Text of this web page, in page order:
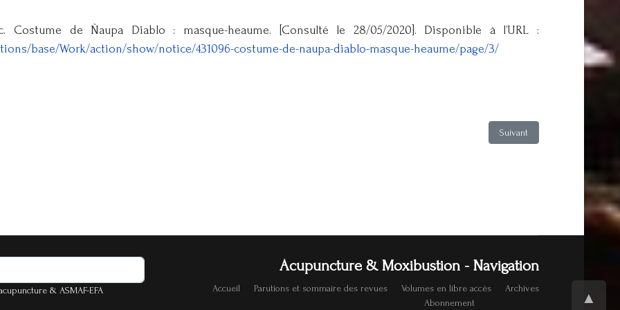
Costume de Ñaupa Diablo : masque-heaume. [Consulté le 28/05/2020]. Disponible à l’URL :
base/Work/action/show/notice/431096-costume-de-naupa-diablo-masque-heaume/page/3/
Article suivant : Couverture
Suivant
& ASMAF-EFA
Acupuncture & Moxibustion - Navigation
Accueil Parutions et sommaire des revues Volumes en libre accès
Archives
Abonnement
▲